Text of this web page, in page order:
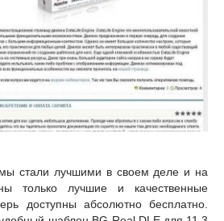
стали лучшими в своем деле и на
только лучшие и качественные
доступны абсолютно бесплатно.